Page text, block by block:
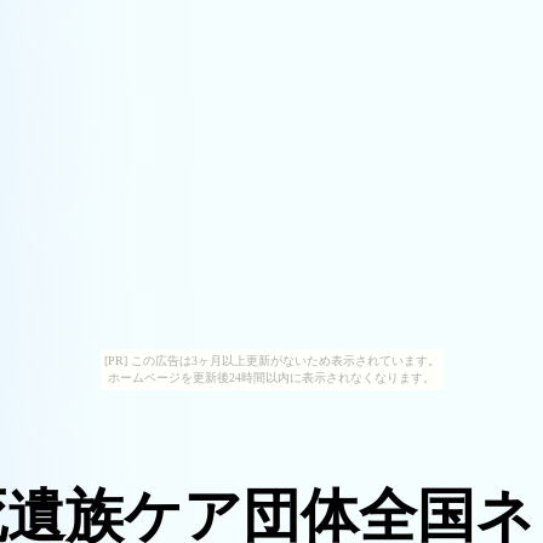
[PR] この広告は3ヶ月以上更新がないため表示されています。
ホームページを更新後24時間以内に表示されなくなります。
族ケア団体全国